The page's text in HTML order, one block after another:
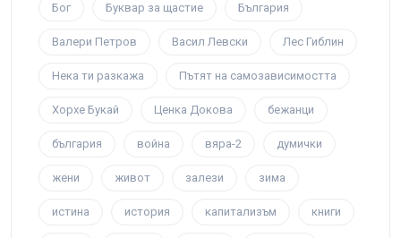
Бог Буквар за щастие България
Валери Петров Васил Левски Лес Гиблин
Нека ти разкажа Пътят на самозависимостта
Хорхе Букай Ценка Докова бежанци
българия война вяра-2 думички
жени живот залези зима
истина история капитализъм книги